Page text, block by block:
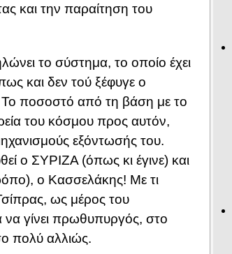
και την παραίτηση του
το σύστημα, το οποίο έχει
και δεν τού ξέφυγε ο
Το ποσοστό από τη βάση με το
του κόσμου προς αυτόν,
εξόντωσής του.
ο ΣΥΡΙΖΑ (όπως κι έγινε) και
ο Κασσελάκης! Με τι
ως μέρος του
γίνει πρωθυπυργός, στο
πολύ αλλιώς.